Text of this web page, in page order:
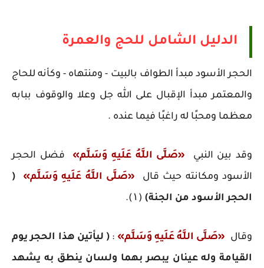
الدليل الشامل للحج والعمرة
الحجر الأسود مبدأ الطواف بالبيت - ومنتهاه - وكأنه للحاج
والمعتمر مبدأ الإقبال على الله جل وعلا والوقوف ببابه
معظما ومحبًا له راغبًا فيما عنده .
وقد بين النبي «صَلَّى اللَّهُ عَلَيهِ وَسَلَّم» فضل الحجر
الأسود ومكانته حيث قال
«صَلَّى اللَّهُ عَلَيهِ وَسَلَّم»
(
الحجر الأسود من الجنة) (۱).
وقال «صَلَّى اللَّهُ عَلَيهِ وَسَلَّم» : ( ليأتين هذا الحجر يوم
القيامة وله عينان يبصر بهما ولسان ينطق به يشهد